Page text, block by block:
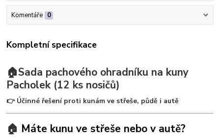
Komentáře 0
Kompletní specifikace
🏠Sada pachového ohradníku na kuny
Pacholek (12 ks nosičů)
👉 Účinné řešení proti kunám ve střeše, půdě i autě
🏠 Máte kunu ve střeše nebo v autě?